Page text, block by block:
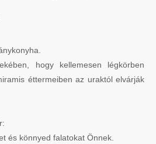
hogy kellemesen légkörben
éttermeiben az uraktól elvárják
és könnyed falatokat Önnek.